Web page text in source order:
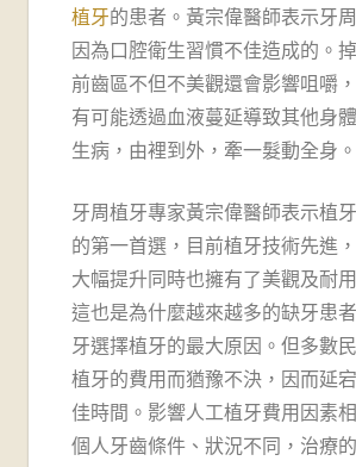
醫
推
薦
植牙的患者。黃宗偉醫師表示牙
因為口腔衛生習慣不佳造成的。
前齒區不但不美觀還會影響咀嚼
有可能透過血液蔓延導致其他身
生病，由裡到外，牽一髮動全身。
牙周植牙專家黃宗偉醫師表示植
的第一首選，目前植牙技術先進
大幅提升同時也擁有了美觀及耐
這也是為什麼越來越多的缺牙患
牙選擇植牙的最大原因。但多數
植牙的費用而猶豫不決，因而延
佳時間。影響人工植牙費用因素
個人牙齒條件、狀況不同，治療